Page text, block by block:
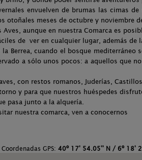
envuelven de brumas las cimas
otoñales meses de octubre y noviembre
aunque en nuestra Comarca es
de ver en cualquier lugar, además de
Berrea, cuando el bosque
a sólo unos pocos: a aquellos que
con restos romanos, Juderías,
y para que nuestros huéspedes
pasa junto a la alquería.
nuestra comarca, ven a conocernos
Coordenadas GPS: 40º 17' 54.05'' N / 6º 18'